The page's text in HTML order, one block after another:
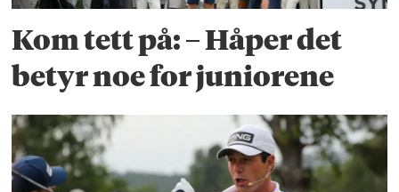
Kom tett på: – Håper det
betyr noe for juniorene